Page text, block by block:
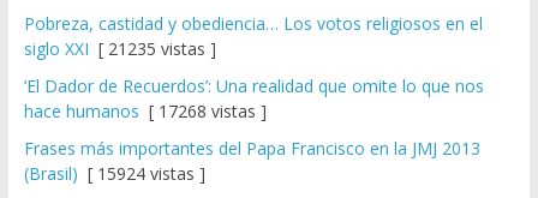
Pobreza, castidad y obediencia… Los votos religiosos en el
siglo XXI [ 21235 vistas ]
‘El Dador de Recuerdos’: Una realidad que omite lo que nos
hace humanos [ 17268 vistas ]
Frases más importantes del Papa Francisco en la JMJ 2013
(Brasil) [ 15924 vistas ]